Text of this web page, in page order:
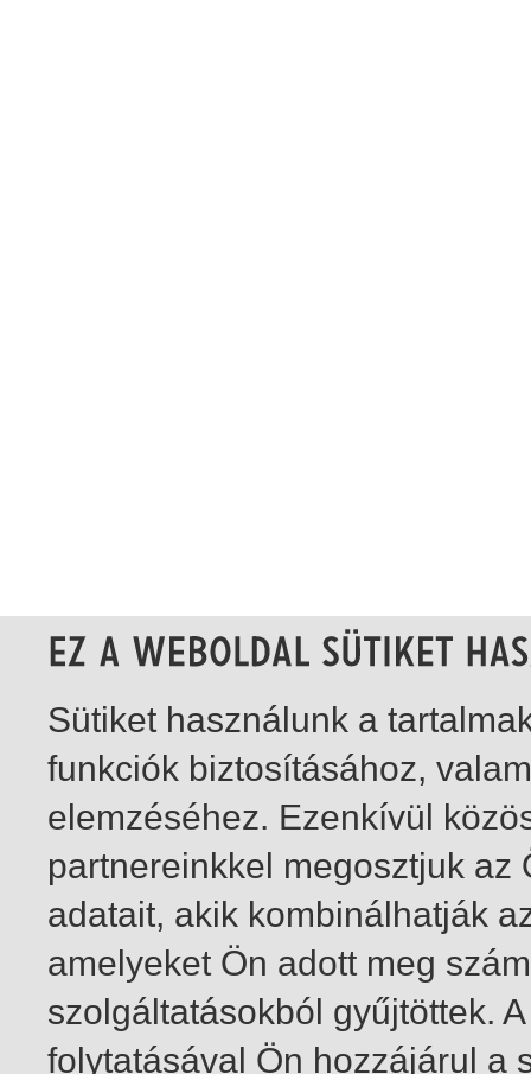
/ insgesamt 59 Treffer
Sütiket használunk a
funkciók biztosításához,
elemzéséhez. Ezenkívül
partnereinkkel megosztjuk
adatait, akik kombinálhatják
amelyeket Ön adott meg
szolgáltatásokból gyűjtöttek.
folytatásával Ön hozzájárul a